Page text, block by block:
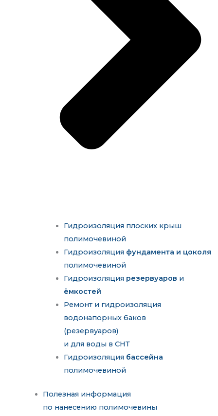
Гидроизоляция плоских крыш
полимочевиной
Гидроизоляция фундамента и цоколя
полимочевиной
Гидроизоляция резервуаров и
ёмкостей
Ремонт и гидроизоляция
водонапорных баков
(резервуаров)
и для воды в СНТ
Гидроизоляция бассейна
полимочевиной
Полезная информация
по нанесению полимочевины